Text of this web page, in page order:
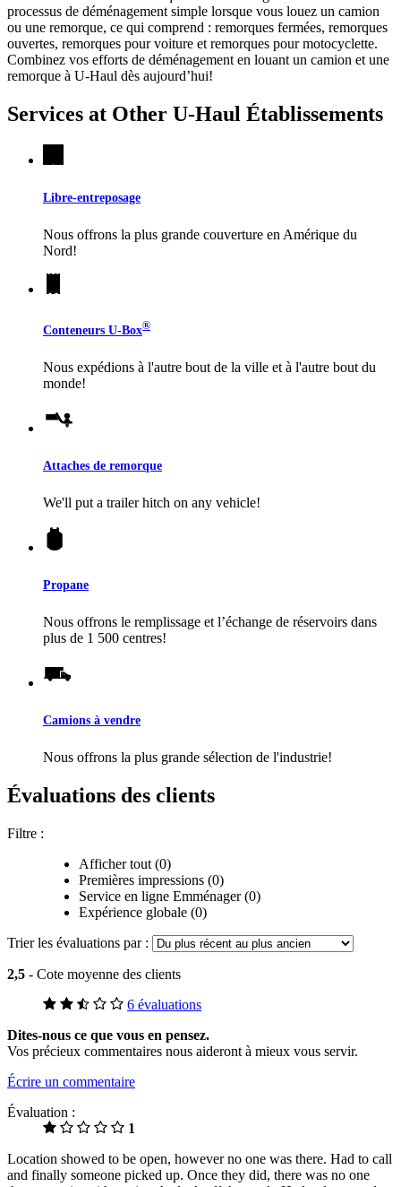
processus de déménagement simple lorsque vous louez un camion
ou une remorque, ce qui comprend : remorques fermées, remorques
ouvertes, remorques pour voiture et remorques pour motocyclette.
Combinez vos efforts de déménagement en louant un camion et une
remorque à U-Haul dès aujourd’hui!
Services at Other U-Haul Établissements
Libre-entreposage
Nous offrons la plus grande couverture en Amérique du
Nord!
Conteneurs U-Box®
Nous expédions à l'autre bout de la ville et à l'autre bout du
monde!
Attaches de remorque
We'll put a trailer hitch on any vehicle!
Propane
Nous offrons le remplissage et l’échange de réservoirs dans
plus de 1 500 centres!
Camions à vendre
Nous offrons la plus grande sélection de l'industrie!
Évaluations des clients
Filtre :
Afficher tout (0)
Premières impressions (0)
Service en ligne Emménager (0)
Expérience globale (0)
Trier les évaluations par :
2,5 - Cote moyenne des clients
6 évaluations
Dites-nous ce que vous en pensez.
Vos précieux commentaires nous aideront à mieux vous servir.
Écrire un commentaire
Évaluation :
1
Location showed to be open, however no one was there. Had to call
and finally someone picked up. Once they did, there was no one